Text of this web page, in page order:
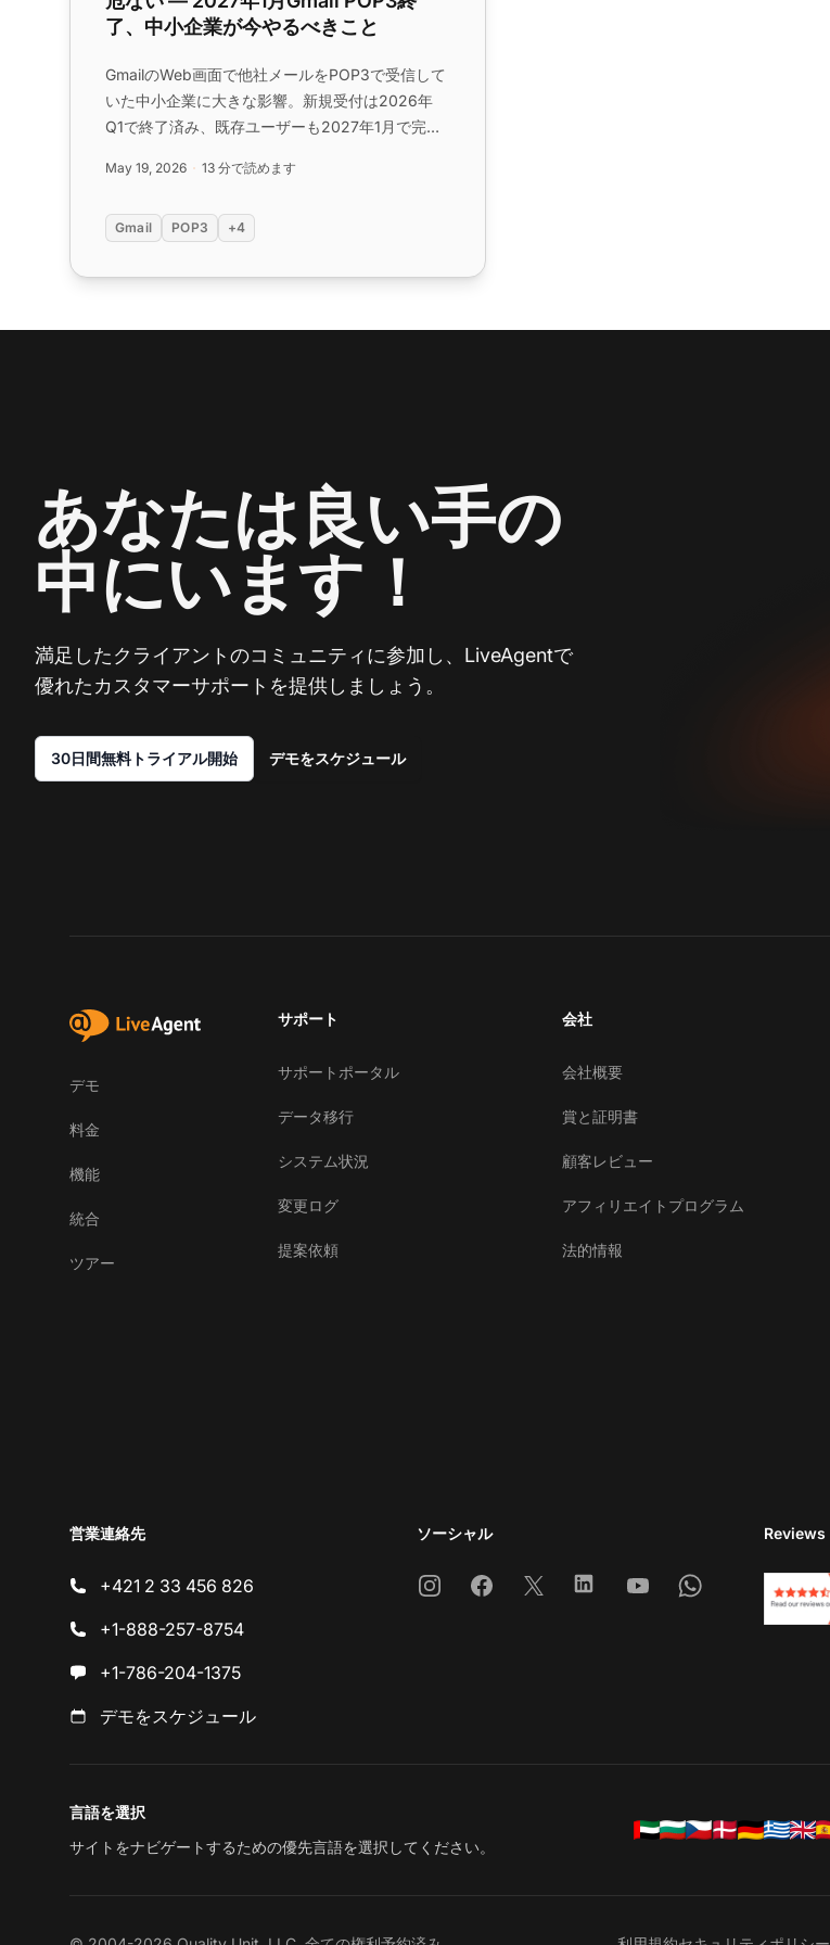
了、中小企業が今やるべきこと
GmailのWeb画面で他社メールをPOP3で受信して
いた中小企業に大きな影響。新規受付は2026年
Q1で終了済み、既存ユーザーも2027年1月で完全
か、何をすべきかをまとめました。...
May 19, 2026 13 分で読めます
Gmail POP3 +4
あなたは良い手の
中にいます！
満足したクライアントのコミュニティに参加し、LiveAgentで
優れたカスタマーサポートを提供しましょう。
30日間無料トライアル開始 デモをスケジュール
デモ
料金
機能
統合
ツアー
サポート
サポートポータル
データ移行
システム状況
変更ログ
提案依頼
会社
会社概要
賞と証明書
顧客レビュー
アフィリエイトプログラム
法的情報
営業連絡先
+421 2 33 456 826
+1-888-257-8754
+1-786-204-1375
デモをスケジュール
ソーシャル
InstagramFacebook
X LinkedinYoutubeWhatsapp
Reviews
言語を選択
サイトをナビゲートするための優先言語を選択してください。